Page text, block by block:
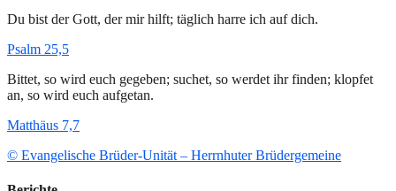
Du bist der Gott, der mir hilft; täglich harre ich auf dich.
Psalm 25,5
Bittet, so wird euch gegeben; suchet, so werdet ihr finden; klopfet
an, so wird euch aufgetan.
Matthäus 7,7
© Evangelische Brüder-Unität – Herrnhuter Brüdergemeine